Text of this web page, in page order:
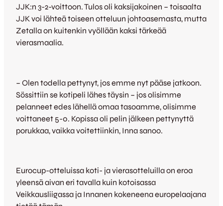
JJK:n 3-2-voittoon. Tulos oli kaksijakoinen – toisaalta
JJK voi lähteä toiseen otteluun johtoasemasta, mutta
Zetalla on kuitenkin vyöllään kaksi tärkeää
vierasmaalia.
– Olen todella pettynyt, jos emme nyt pääse jatkoon.
Sössittiin se kotipeli lähes täysin – jos olisimme
pelanneet edes lähellä omaa tasoamme, olisimme
voittaneet 5-0. Kopissa oli pelin jälkeen pettynyttä
porukkaa, vaikka voitettiinkin, Inna sanoo.
Eurocup-otteluissa koti- ja vierasotteluilla on eroa
yleensä aivan eri tavalla kuin kotoisassa
Veikkausliigassa ja Innanen kokeneena europelaajana